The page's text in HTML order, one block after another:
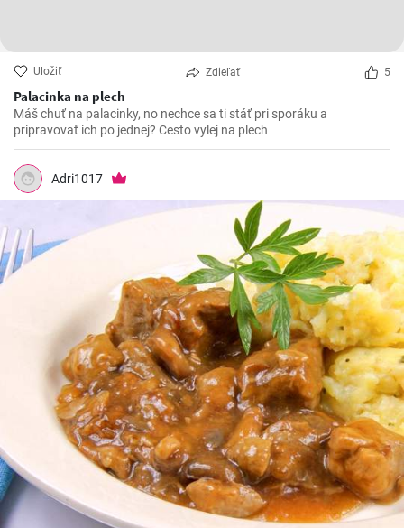
Uložiť Zdieľať 5
Palacinka na plech
Máš chuť na palacinky, no nechce sa ti stáť pri sporáku a
pripravovať ich po jednej? Cesto vylej na plech
Adri1017